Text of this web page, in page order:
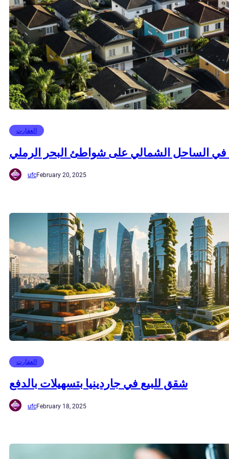
العقارت
في الساحل الشمالي على شواطئ البحر الرملي
ufcFebruary 20, 2025
العقارت
شقق للبيع في جاردينيا بتسهيلات بالدفع
ufcFebruary 18, 2025